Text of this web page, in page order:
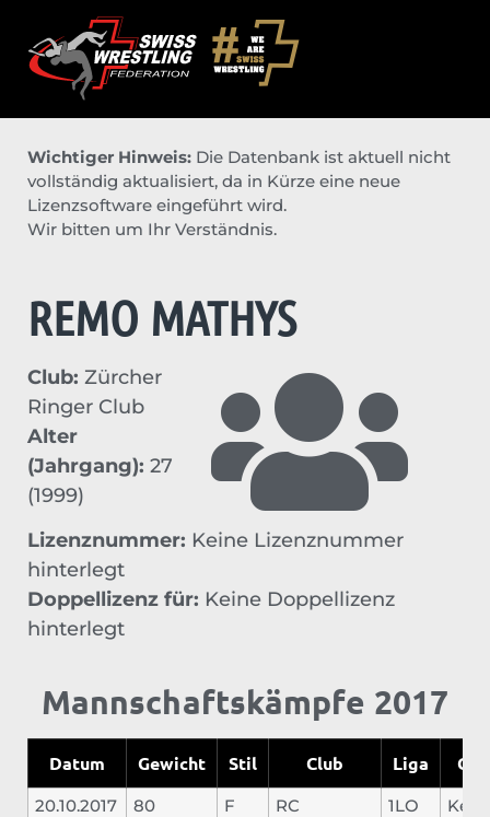
Wichtiger Hinweis: Die Datenbank ist aktuell nicht
vollständig aktualisiert, da in Kürze eine neue
Lizenzsoftware eingeführt wird.
Wir bitten um Ihr Verständnis.
REMO MATHYS
Club: Zürcher
Ringer Club
Alter
(Jahrgang): 27
(1999)
Lizenznummer: Keine Lizenznummer
hinterlegt
Doppellizenz für: Keine Doppellizenz
hinterlegt
Mannschaftskämpfe 2017
Datum Gewicht Stil Club Liga
20.10.2017 80 F
RC
1LO
Kein